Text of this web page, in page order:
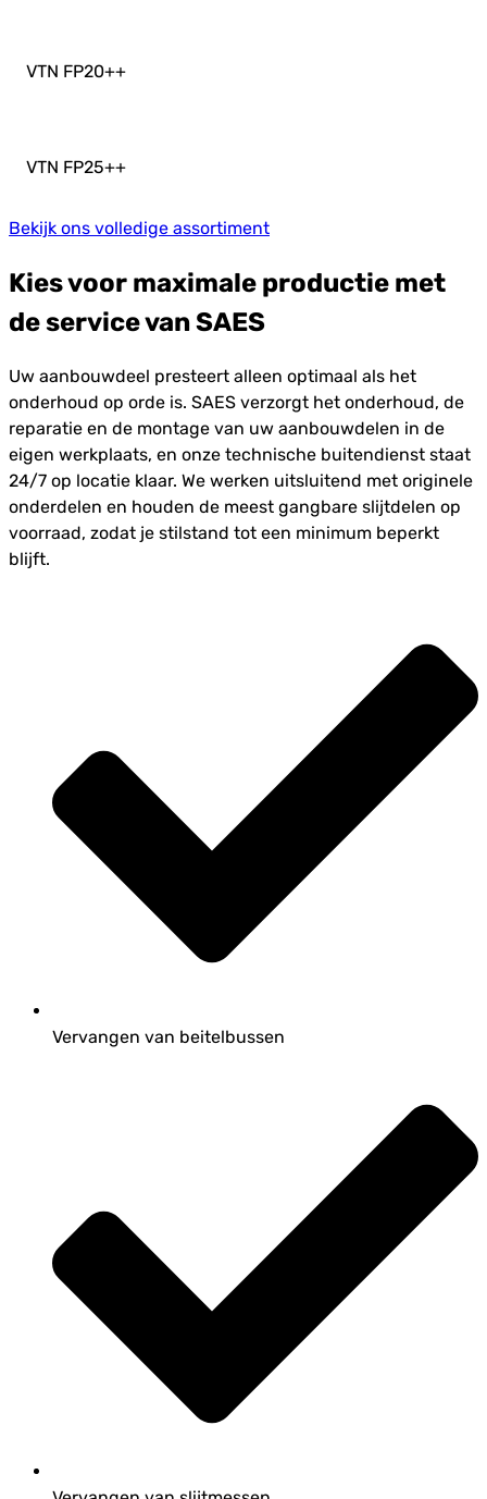
VTN FP20++
VTN FP25++
Bekijk ons volledige assortiment
Kies voor maximale productie met
de service van SAES
Uw aanbouwdeel presteert alleen optimaal als het
onderhoud op orde is. SAES verzorgt het onderhoud, de
reparatie en de montage van uw aanbouwdelen in de
eigen werkplaats, en onze technische buitendienst staat
24/7 op locatie klaar. We werken uitsluitend met originele
onderdelen en houden de meest gangbare slijtdelen op
voorraad, zodat je stilstand tot een minimum beperkt
blijft.
Vervangen van beitelbussen